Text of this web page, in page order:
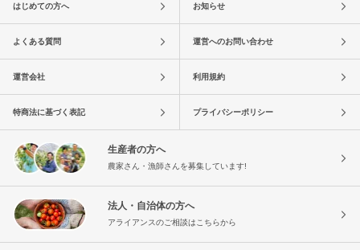
はじめての方へ お知らせ
よくある質問 運営へのお問い合わせ
運営会社 利用規約
特商法に基づく表記 プライバシーポリシー
生産者の方へ
農家さん・漁師さんを募集しています!
法人・自治体の方へ
アライアンスのご相談はこちらから